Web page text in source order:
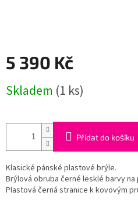
5 390 Kč
cena:
Skladem (1 ks)
Přidat do košíku
Klasické pánské plastové brýle.
Brýlová obruba černé lesklé barvy na
Plastová černá stranice k kovovým